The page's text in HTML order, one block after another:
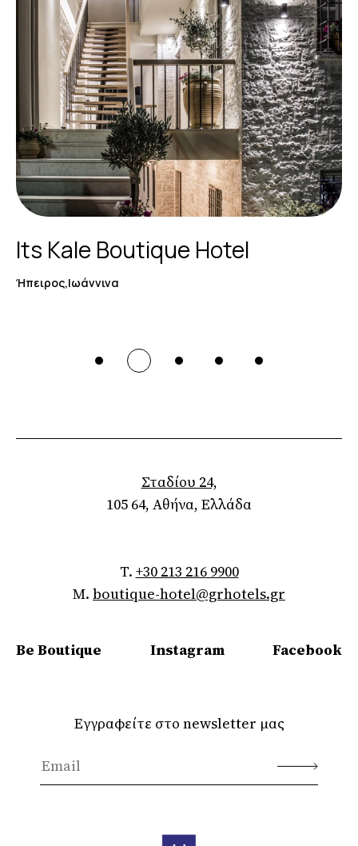
Its Kale Boutique Hotel
Ήπειρος,Ιωάννινα
Σταδίου 24,
105 64, Αθήνα, Ελλάδα
T. +30 213 216 9900
M. boutique-hotel@grhotels.gr
Be Boutique Instagram Facebook
Εγγραφείτε στο newsletter μας